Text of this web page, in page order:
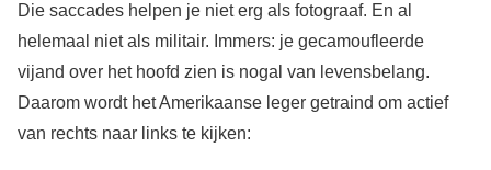
Die saccades helpen je niet erg als fotograaf. En al
helemaal niet als militair. Immers: je gecamoufleerde
vijand over het hoofd zien is nogal van levensbelang.
Daarom wordt het Amerikaanse leger getraind om actief
van rechts naar links te kijken: